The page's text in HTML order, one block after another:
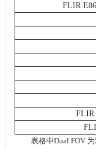
FLIR
FLIR
表格中Dual FOV